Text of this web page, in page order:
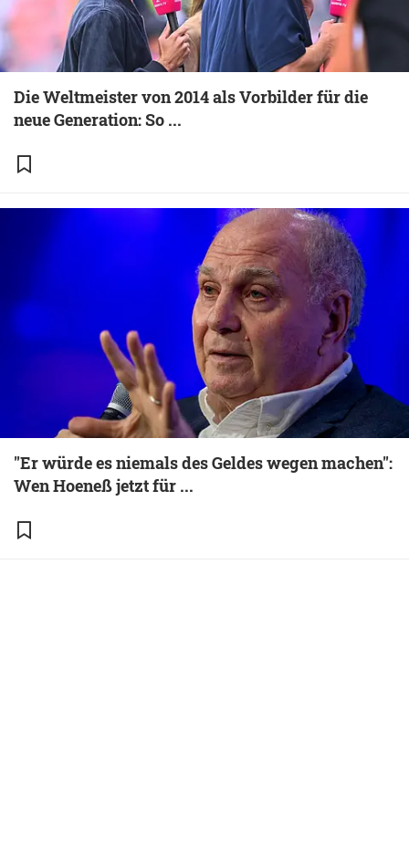
Die Weltmeister von 2014 als Vorbilder für die
neue Generation: So ...
"Er würde es niemals des Geldes wegen machen":
Wen Hoeneß jetzt für ...